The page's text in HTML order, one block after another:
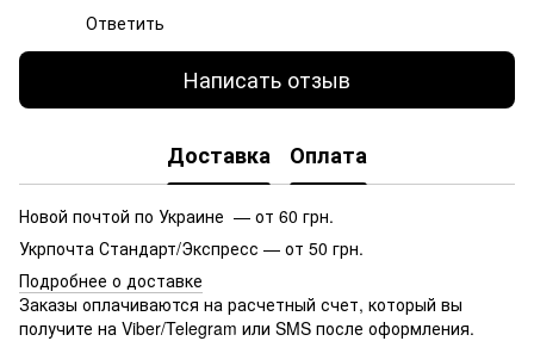
Ответить
Написать отзыв
Доставка Оплата
Новой почтой по Украине — от 60 грн.
Укрпочта Стандарт/Экспресс — от 50 грн.
Подробнее о доставке
Заказы оплачиваются на расчетный счет, который вы
получите на Viber/Telegram или SMS после оформления.